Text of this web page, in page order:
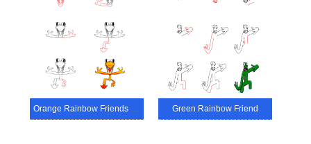
Green Rainbow Friend